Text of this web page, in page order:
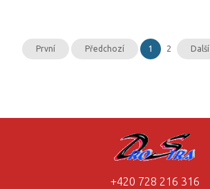
První Předchozí 1 2 Další
+420 728 216 316